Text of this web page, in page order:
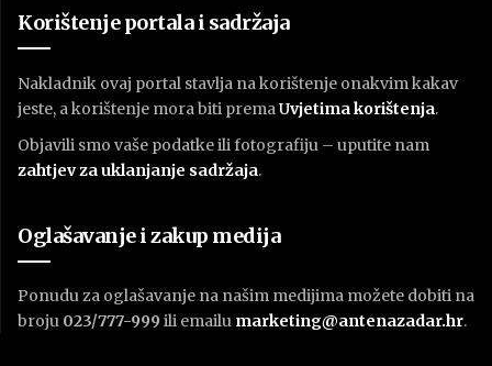
Korištenje portala i sadržaja
Nakladnik ovaj portal stavlja na korištenje onakvim kakav
jeste, a korištenje mora biti prema Uvjetima korištenja.
Objavili smo vaše podatke ili fotografiju – uputite nam
zahtjev za uklanjanje sadržaja.
Oglašavanje i zakup medija
Ponudu za oglašavanje na našim medijima možete dobiti na
broju 023/777-999 ili emailu marketing@antenazadar.hr.